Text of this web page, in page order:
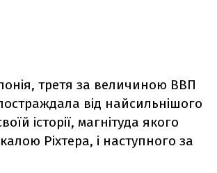
третя за величиною ВВП
від найсильнішого
історії, магнітуда якого
Ріхтера, і наступного за